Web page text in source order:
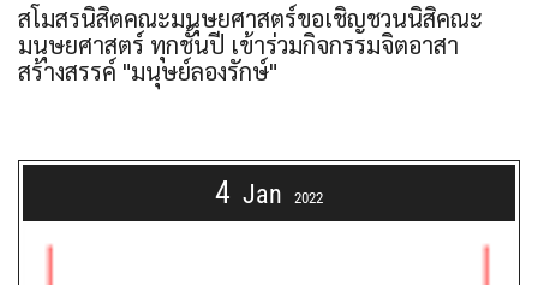
สโมสรนิสิตคณะมนุษยศาสตร์ขอเชิญชวนนิสิคณะ
มนุษยศาสตร์ ทุกชั้นปี เข้าร่วมกิจกรรมจิตอาสา
สร้างสรรค์ "มนุษย์ลองรักษ์"
4 Jan 2022